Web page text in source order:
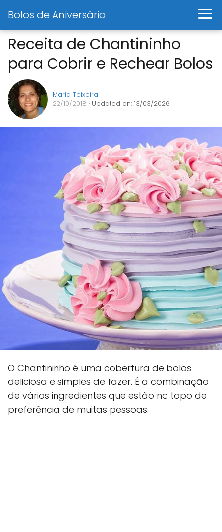
Bolos de Aniversário
Receita de Chantininho
para Cobrir e Rechear Bolos
Maria Teixeira
22/10/2018 · Updated on: 13/03/2026
O Chantininho é uma cobertura de bolos
deliciosa e simples de fazer. É a combinação
de vários ingredientes que estão no topo de
preferência de muitas pessoas.